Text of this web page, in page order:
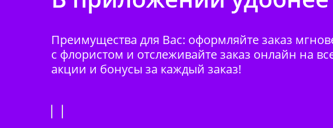
Преимущества для Вас: оформляйте заказ
с флористом и отслеживайте заказ онлайн на
акции и бонусы за каждый заказ!